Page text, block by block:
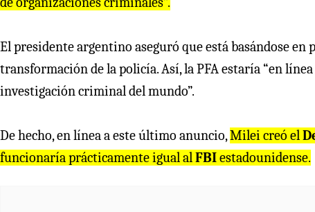
El presidente argentino aseguró que está basándose en
transformación de la policía. Así, la PFA estaría “en
investigación criminal del mundo”.
De hecho, en línea a este último anuncio,Milei creó el
funcionaría prácticamente igual alFBIestadounidense.